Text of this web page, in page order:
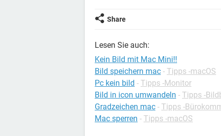
Share
Lesen Sie auch:
Kein Bild mit Mac Mini!!
Bild speichern mac - Tipps -macOS
Pc kein bild - Tipps -Monitor
Bild in icon umwandeln - Tipps -
Gradzeichen mac - Tipps -
Mac sperren - Tipps -macOS